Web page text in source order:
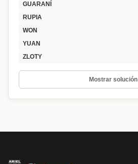
GUARANÍ
RUPIA
WON
YUAN
ZLOTY
Mostrar solución